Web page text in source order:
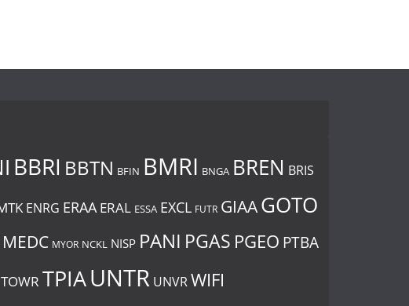
BBRI BBTN BFIN BMRI BNGA BREN BRIS
ENRG ERAA ERAL ESSA EXCL FUTR GIAAGOTO
MEDC MYOR NCKL NISP PANI PGAS PGEO PTBA
TOWR TPIAUNTR UNVR WIFI